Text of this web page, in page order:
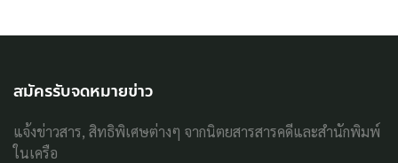
สมัครรับจดหมายข่าว
แจ้งข่าวสาร, สิทธิพิเศษต่างๆ จากนิตยสารสารคดีและสำนักพิมพ์
ในเครือ